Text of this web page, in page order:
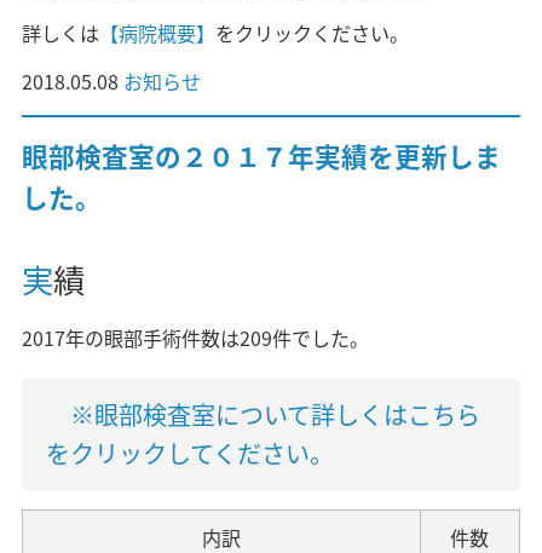
詳しくは 【病院概要】 をクリックください。
2018.05.08 お知らせ
眼部検査室の２０１７年実績を更新しま
した。
実績
2017年の眼部手術件数は209件でした。
※眼部検査室について詳しくはこちら
をクリックしてください。
内訳
件数